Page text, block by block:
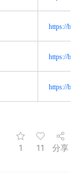
https://
https://
https://
1 11 分享